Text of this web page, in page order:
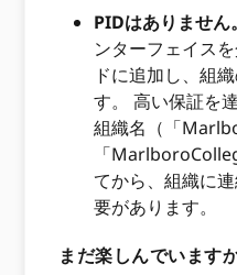
PIDはありません。
ンターフェイス
ドに追加し、組
す。 高い保証を
組織名（「
「
てから、組織に
要があります。
まだ楽しんでいます